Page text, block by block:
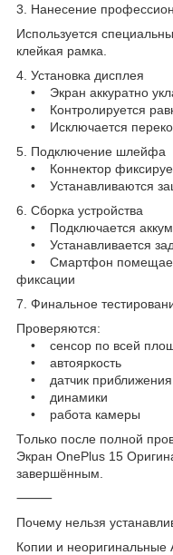
3. Нанесение
Используется
клейкая рамка.
4. Установка дисплея
• Экран аккуратно
• Контролируется
• Исключается
5. Подключение шлейфа
• Коннектор
• Устанавливаются
6. Сборка устройства
• Подключается
• Устанавливается
• Смартфон
фиксации
7. Финальное
Проверяются:
• сенсор по всей
• автояркость
• датчик приближения
• динамики
• работа камеры
Только после полной
Экран OnePlus 15
завершённым.
⸻
Почему нельзя
Копии и